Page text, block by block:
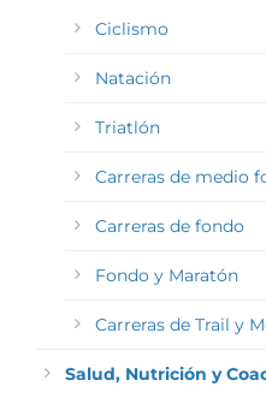
Ciclismo
Natación
Triatlón
Carreras de medio
Carreras de fondo
Fondo y Maratón
Carreras de Trail y
Salud, Nutrición y